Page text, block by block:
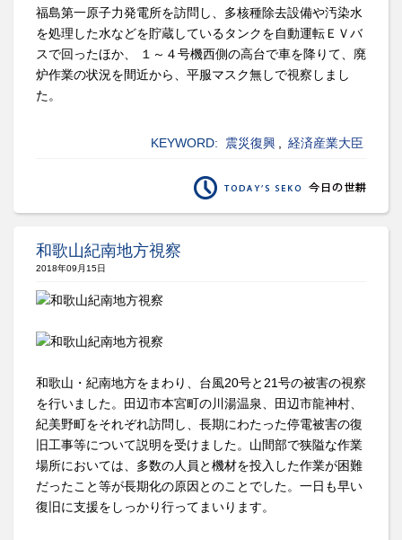
福島第一原子力発電所を訪問し、多核種除去設備や汚染水
を処理した水などを貯蔵しているタンクを自動運転ＥＶバ
スで回ったほか、 １～４号機西側の高台で車を降りて、廃
炉作業の状況を間近から、平服マスク無しで視察しまし
た。
KEYWORD: 震災復興 経済産業大臣
和歌山紀南地方視察
2018年09月15日
和歌山・紀南地方をまわり、台風20号と21号の被害の視察
を行いました。田辺市本宮町の川湯温泉、田辺市龍神村、
紀美野町をそれぞれ訪問し、長期にわたった停電被害の復
旧工事等について説明を受けました。山間部で狭隘な作業
場所においては、多数の人員と機材を投入した作業が困難
だったこと等が長期化の原因とのことでした。一日も早い
復旧に支援をしっかり行ってまいります。